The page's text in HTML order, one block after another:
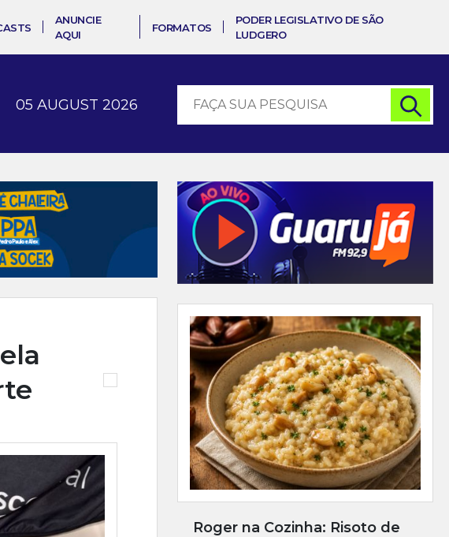
ANUNCIE
AQUI
FORMATOS
PODER LEGISLATIVO DE SÃO
LUDGERO
05 AUGUST 2026
Roger na Cozinha: Risoto de